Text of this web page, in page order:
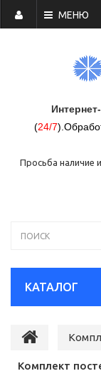
МЕНЮ
(24/7)
Просьба наличие
КАТАЛОГ
Комплект